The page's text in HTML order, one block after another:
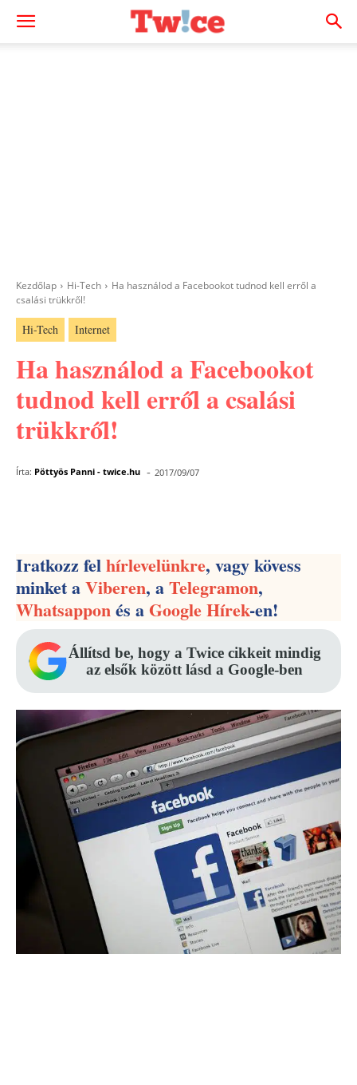
Kezdőlap Hi-Tech
Ha használod a Facebookot tudnod kell erről a
csalási trükkről!
Hi-Tech Internet
Ha használod a Facebookot
tudnod kell erről a csalási
trükkről!
Írta: Pöttyös Panni - twice.hu - 2017/09/07
Iratkozz felhírlevelünkre, vagy kövess
minket aViberen, aTelegramon,
Whatsapponés aGoogle Hírek-en!
Állítsd be, hogy a Twice cikkeit mindig
az elsők között lásd a Google-ben